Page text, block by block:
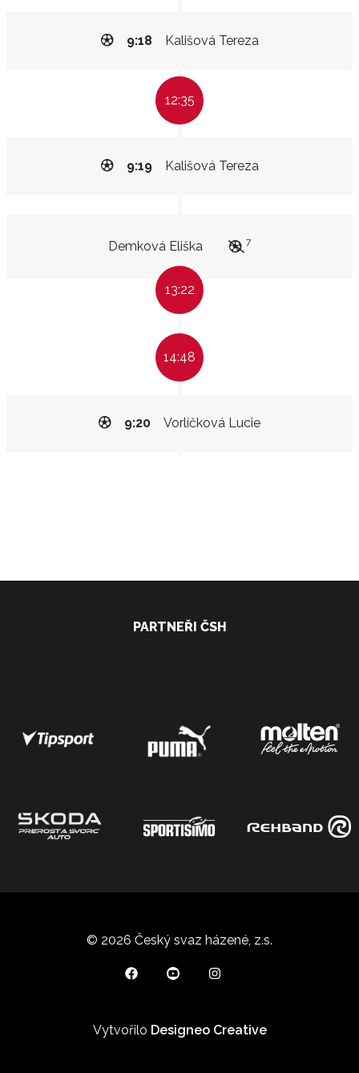
Kališová Tereza
9:18
12:35
Kališová Tereza
9:19
Demková Eliška 7
13:22
14:48
Vorlíčková Lucie
9:20
PARTNEŘI ČSH
© 2026 Český svaz házené, z.s.
Vytvořilo Designeo Creative